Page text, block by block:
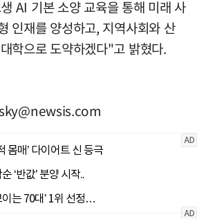
AI 기본 소양 교육을 통해 미래 사
인재를 양성하고, 지역사회와 산
학으로 도약하겠다"고 밝혔다.